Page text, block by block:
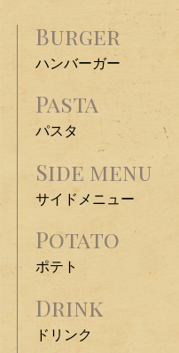
Burger
ハンバーガー
Pasta
パスタ
Side menu
サイドメニュー
Potato
ポテト
Drink
ドリンク